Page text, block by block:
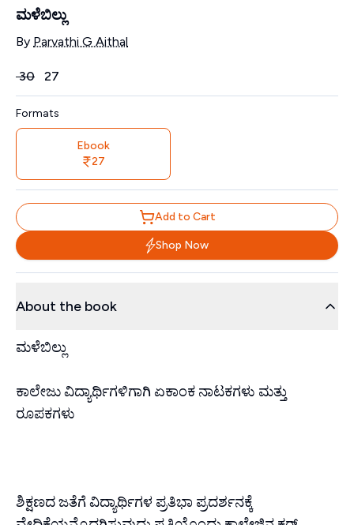
ಮಳೆಬಿಲ್ಲು
Contributors
By Parvathi G Aithal
Price
₹30 27
Formats
Ebook
27
Add to Cart
Shop Now
About the book
ಮಳೆಬಿಲ್ಲು
ಕಾಲೇಜು ವಿದ್ಯಾರ್ಥಿಗಳಿಗಾಗಿ ಏಕಾಂಕ ನಾಟಕಗಳು ಮತ್ತು
ರೂಪಕಗಳು
ಶಿಕ್ಷಣದ ಜತೆಗೆ ವಿದ್ಯಾರ್ಥಿಗಳ ಪ್ರತಿಭಾ ಪ್ರದರ್ಶನಕ್ಕೆ